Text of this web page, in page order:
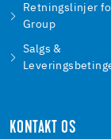
Retningslinjer
Group
Salgs &
KONTAKT OS